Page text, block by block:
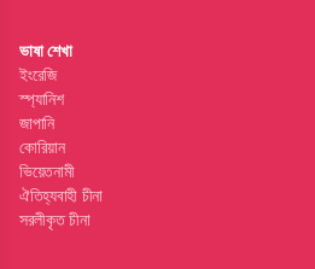
ভাষা শেখা
ইংরেজি
স্প্যানিশ
জাপানি
কোরিয়ান
ভিয়েতনামী
ঐতিহ্যবাহী চীনা
সরলীকৃত চীনা